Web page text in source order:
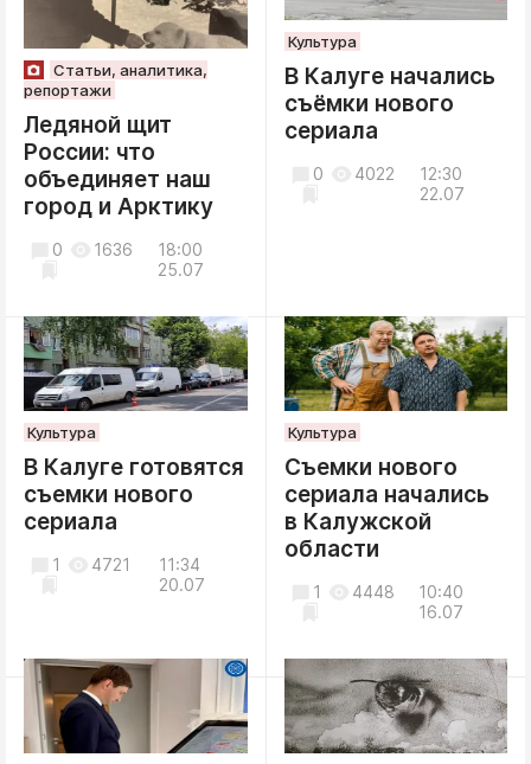
Статьи, аналитика,
репортажи
Ледяной щит
России: что
объединяет наш
город и Арктику
18:00
25.07
0 1636
Культура
В Калуге начались
съёмки нового
сериала
12:30
22.07
0 4022
Культура
В Калуге готовятся
съемки нового
сериала
11:34
20.07
1 4721
Культура
Съемки нового
сериала начались
в Калужской
области
10:40
16.07
1 4448